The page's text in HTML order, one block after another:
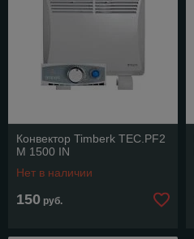
Конвектор Timberk TEC.PF2
M 1500 IN
Нет в наличии
150 руб.